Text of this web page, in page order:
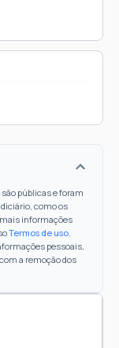
públicas e foram
como os
informações
Termos de uso.
pessoais,
a remoção dos